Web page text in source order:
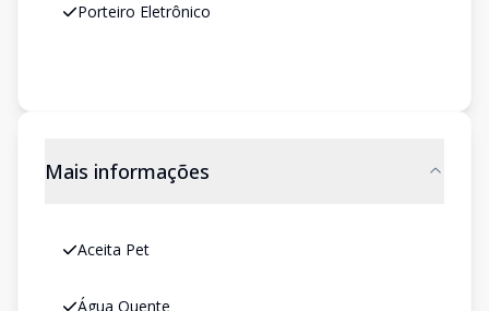
Porteiro Eletrônico
Mais informações
Aceita Pet
Água Quente